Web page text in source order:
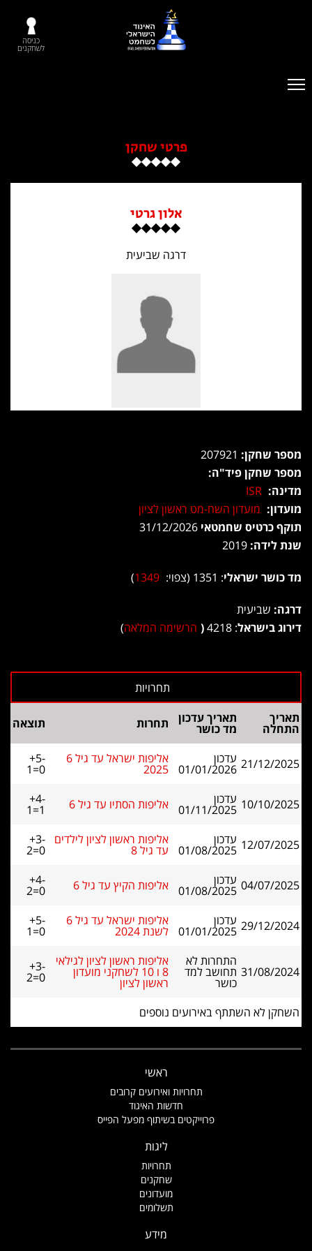
כניסה
לשחקנים
פרטי שחקן
אלון גרטי
דרגה שביעית
מספר שחקן:
מספר שחקן פיד"ה:
מדינה: ISR
מועדון: מועדון השח-מט ראשון לציון
תוקף כרטיס שחמטאי
שנת לידה:
מד כושר ישראלי: 1351 (צפוי: 1349
)
דרגה: שביעית
דירוג בישראל: 4218
( הרשימה המלאה)
תאריך
התחלה
תאריך עדכון
מד כושר תחרות תוצאה
21/12/2025 עדכון
01/01/2026
אליפות ישראל עד גיל 6
2025
+5-
1=0
10/10/2025 עדכון
01/11/2025 אליפות הסתיו עד גיל 6 +4-
1=1
12/07/2025 עדכון
01/08/2025
אליפות ראשון לציון לילדים
עד גיל 8
+3-
2=0
04/07/2025 עדכון
01/08/2025 אליפות הקיץ עד גיל 6 +4-
2=0
29/12/2024 עדכון
01/01/2025
אליפות ישראל עד גיל 6
לשנת 2024
+5-
1=0
31/08/2024
התחרות לא
תחושב למד
כושר
אליפות ראשון לציון לגילאי
8 ו 10 לשחקני מועדון
ראשון לציון
+3-
2=0
השחקן לא השתתף באירועים נוספים
ראשי
תחרויות ואירועים קרובים
חדשות האיגוד
פרוייקטים בשיתוף מפעל הפייס
ליגות
תחרויות
שחקנים
מועדונים
תשלומים
מידע